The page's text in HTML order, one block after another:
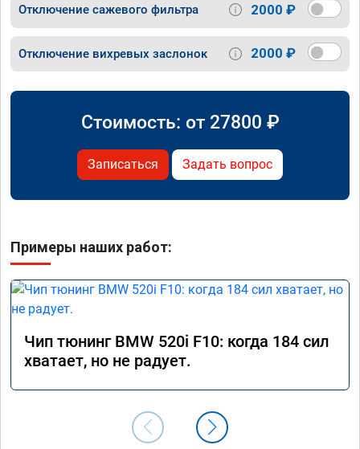
Отключение сажевого фильтра 2000 ₽
Отключение вихревых заслонок 2000 ₽
Стоимость: от 27800 ₽
Записаться Задать вопрос
Примеры наших работ:
Чип тюнинг BMW 520i F10: когда 184 сил
хватает, но не радует.